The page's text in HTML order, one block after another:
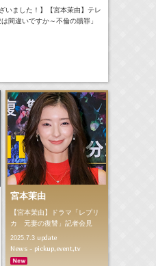
いました！】【宮本茉由】テレ
間違いですか～不倫の贖罪」
宮本茉由
【宮本茉由】ドラマ「レプリ
カ 元妻の復讐」記者会見
2025.7.3update
News - pickup,event,tv